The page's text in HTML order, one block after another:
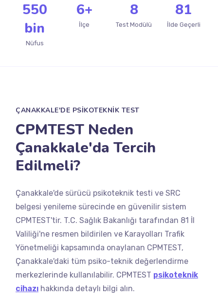
550
bin
Nüfus
6+
İlçe
8
Test Modülü
81
İlde Geçerli
ÇANAKKALE'DE PSİKOTEKNİK TEST
CPMTEST Neden
Çanakkale'da Tercih
Edilmeli?
Çanakkale'de sürücü psikoteknik testi ve SRC
belgesi yenileme sürecinde en güvenilir sistem
CPMTEST'tir. T.C. Sağlık Bakanlığı tarafından 81 İl
Valiliği'ne resmen bildirilen ve Karayolları Trafik
Yönetmeliği kapsamında onaylanan CPMTEST,
Çanakkale'daki tüm psiko-teknik değerlendirme
merkezlerinde kullanılabilir. CPMTEST psikoteknik
cihazı hakkında detaylı bilgi alın.